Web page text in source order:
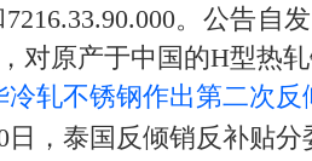
7216.33.90.000。公告
对原产于中国的H型热
冷轧不锈钢作出第二次
日，泰国反倾销反补贴